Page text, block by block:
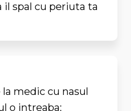
il spal cu periuta ta
medic cu nasul
o intreaba: